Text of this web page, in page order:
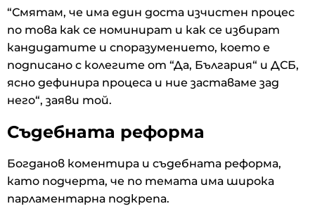
“Смятам, че има един доста изчистен процес
по това как се номинират и как се избират
кандидатите и споразумението, което е
подписано с колегите от “Да, България“ и ДСБ,
ясно дефинира процеса и ние заставаме зад
него“, заяви той.
Съдебната реформа
Богданов коментира и съдебната реформа,
като подчерта, че по темата има широка
парламентарна подкрепа.